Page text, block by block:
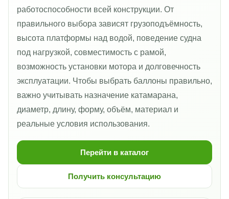
работоспособности всей конструкции. От
правильного выбора зависят грузоподъёмность,
высота платформы над водой, поведение судна
под нагрузкой, совместимость с рамой,
возможность установки мотора и долговечность
эксплуатации. Чтобы выбрать баллоны правильно,
важно учитывать назначение катамарана,
диаметр, длину, форму, объём, материал и
реальные условия использования.
Перейти в каталог
Получить консультацию